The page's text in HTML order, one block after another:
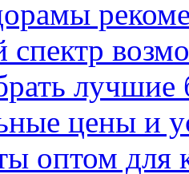
цены и
оптом для